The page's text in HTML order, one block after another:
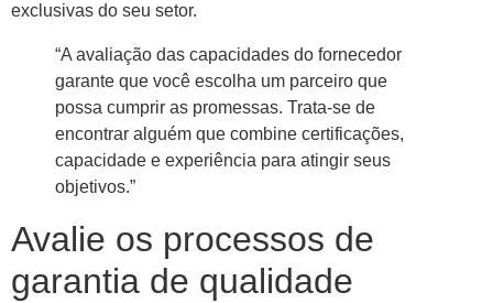
exclusivas do seu setor.
“A avaliação das capacidades do fornecedor
garante que você escolha um parceiro que
possa cumprir as promessas. Trata-se de
encontrar alguém que combine certificações,
capacidade e experiência para atingir seus
objetivos.”
Avalie os processos de
garantia de qualidade